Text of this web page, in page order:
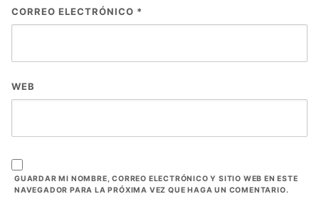
CORREO ELECTRÓNICO *
WEB
GUARDAR MI NOMBRE, CORREO ELECTRÓNICO Y SITIO WEB EN ESTE
NAVEGADOR PARA LA PRÓXIMA VEZ QUE HAGA UN COMENTARIO.